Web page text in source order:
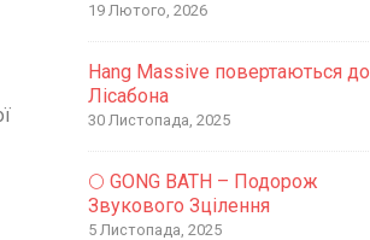
19 Лютого, 2026
Hang Massive повертаються до
Лісабона
30 Листопада, 2025
🌕 GONG BATH – Подорож
Звукового Зцілення
5 Листопада, 2025